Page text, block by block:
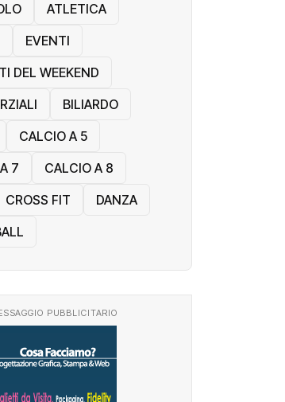
ATLETICA
EVENTI
DEL WEEKEND
BILIARDO
CALCIO A 5
7
CALCIO A 8
CROSS FIT
DANZA
PUBBLICITARIO